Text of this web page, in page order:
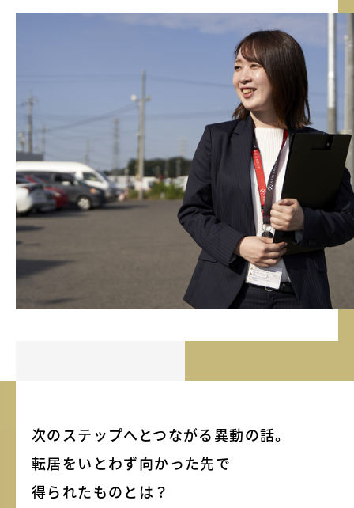
次のステップへとつながる異動の話。
転居をいとわず向かった先で
得られたものとは？